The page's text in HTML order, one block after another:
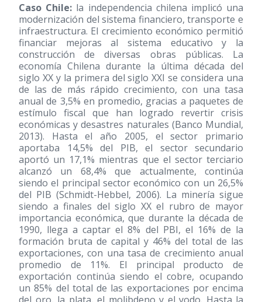
Caso Chile: la independencia chilena implicó una
modernización del sistema financiero, transporte e
infraestructura. El crecimiento económico permitió
financiar mejoras al sistema educativo y la
construcción de diversas obras públicas. La
economía Chilena durante la última década del
siglo XX y la primera del siglo XXI se considera una
de las de más rápido crecimiento, con una tasa
anual de 3,5% en promedio, gracias a paquetes de
estímulo fiscal que han logrado revertir crisis
económicas y desastres naturales (Banco Mundial,
2013). Hasta el año 2005, el sector primario
aportaba 14,5% del PIB, el sector secundario
aportó un 17,1% mientras que el sector terciario
alcanzó un 68,4% que actualmente, continúa
siendo el principal sector económico con un 26,5%
del PIB (Schmidt-Hebbel, 2006). La minería sigue
siendo a finales del siglo XX el rubro de mayor
importancia económica, que durante la década de
1990, llega a captar el 8% del PBI, el 16% de la
formación bruta de capital y 46% del total de las
exportaciones, con una tasa de crecimiento anual
promedio de 11%. El principal producto de
exportación continúa siendo el cobre, ocupando
un 85% del total de las exportaciones por encima